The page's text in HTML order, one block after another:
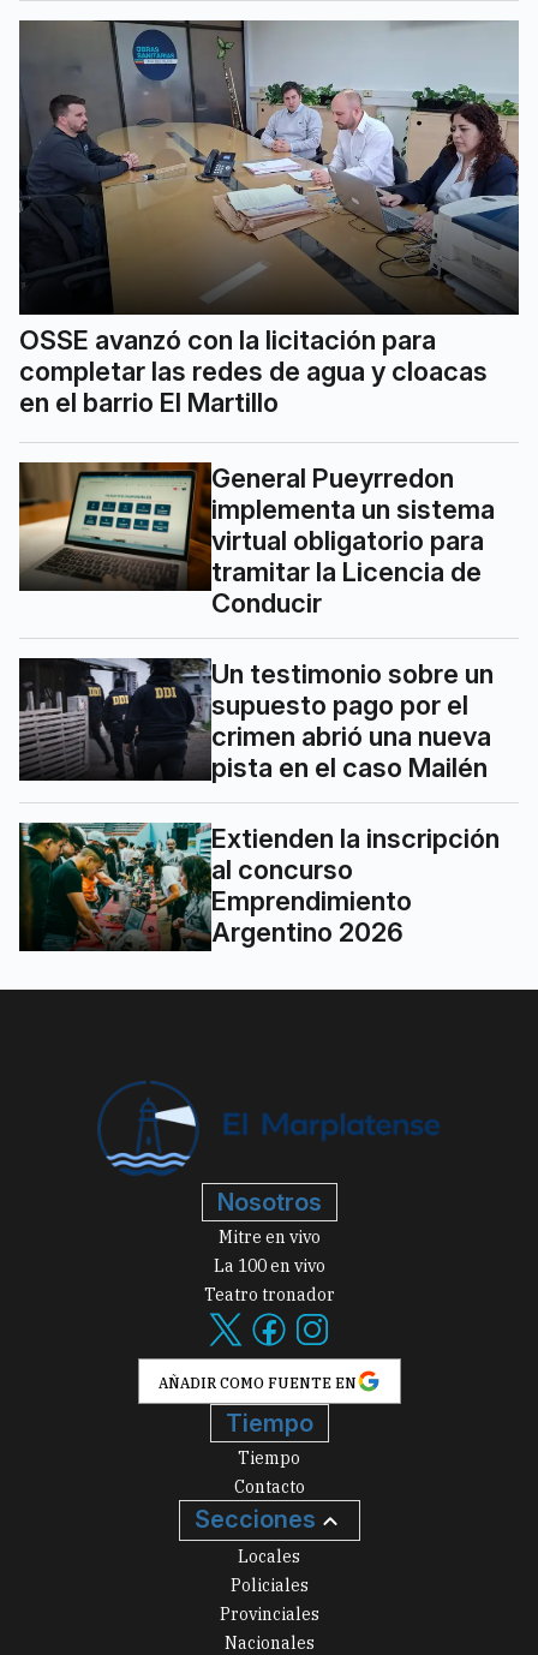
OSSE avanzó con la licitación para
completar las redes de agua y cloacas
en el barrio El Martillo
General Pueyrredon
implementa un sistema
virtual obligatorio para
tramitar la Licencia de
Conducir
Un testimonio sobre un
supuesto pago por el
crimen abrió una nueva
pista en el caso Mailén
Extienden la inscripción
al concurso
Emprendimiento
Argentino 2026
Nosotros
Mitre en vivo
La 100 en vivo
Teatro tronador
AÑADIR COMO FUENTE EN
Tiempo
Tiempo
Contacto
Secciones
Locales
Policiales
Provinciales
Nacionales